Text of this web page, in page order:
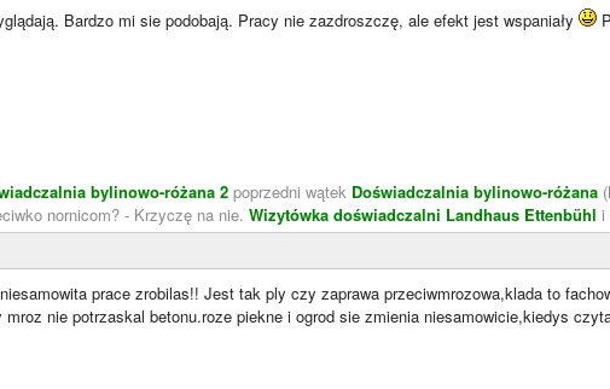
Bardzo mi sie podobają. Pracy nie zazdroszczę, ale efekt jest wspaniały
bylinowo-różana 2 poprzedni wątek Doświadczalnia bylinowo-różana
nornicom? - Krzyczę na nie. Wizytówka doświadczalni Landhaus Ettenbühl i
prace zrobilas!! Jest tak ply czy zaprawa przeciwmrozowa,klada to
nie potrzaskal betonu.roze piekne i ogrod sie zmienia niesamowicie,kiedys